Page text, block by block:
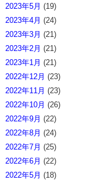
2023年5月 (19)
2023年4月 (24)
2023年3月 (21)
2023年2月 (21)
2023年1月 (21)
2022年12月 (23)
2022年11月 (23)
2022年10月 (26)
2022年9月 (22)
2022年8月 (24)
2022年7月 (25)
2022年6月 (22)
2022年5月 (18)